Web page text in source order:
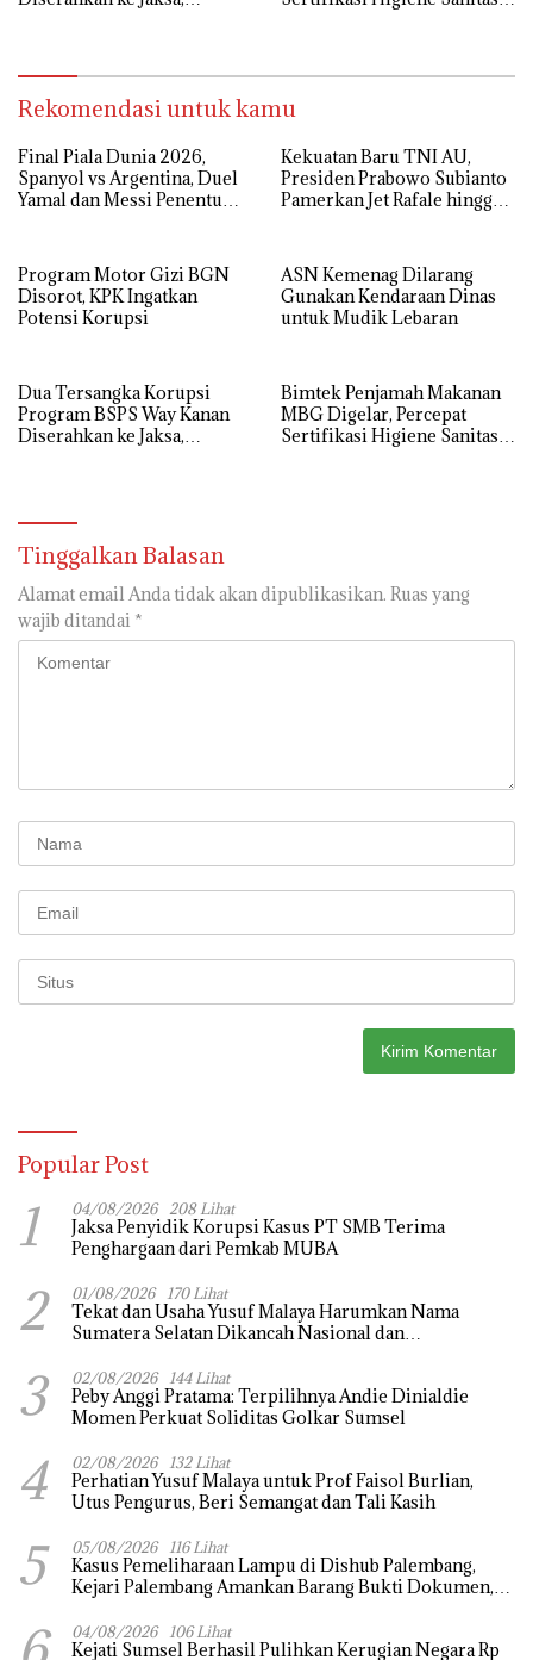
Rekomendasi untuk kamu
Final Piala Dunia 2026,
Spanyol vs Argentina, Duel
Yamal dan Messi Penentu
Kekuatan Baru TNI AU,
Presiden Prabowo Subianto
Pamerkan Jet Rafale hingga
Program Motor Gizi BGN
Disorot, KPK Ingatkan
Potensi Korupsi
ASN Kemenag Dilarang
Gunakan Kendaraan Dinas
untuk Mudik Lebaran
Dua Tersangka Korupsi
Program BSPS Way Kanan
Diserahkan ke Jaksa,
Bimtek Penjamah Makanan
MBG Digelar, Percepat
Sertifikasi Higiene Sanitasi
Tinggalkan Balasan
Alamat email Anda tidak akan dipublikasikan. Ruas yang
wajib ditandai *
Popular Post
1 04/08/2026 208 Lihat
Jaksa Penyidik Korupsi Kasus PT SMB Terima
Penghargaan dari Pemkab MUBA
2 01/08/2026 170 Lihat
Tekat dan Usaha Yusuf Malaya Harumkan Nama
Sumatera Selatan Dikancah Nasional dan
3 02/08/2026 144 Lihat
Peby Anggi Pratama: Terpilihnya Andie Dinialdie
Momen Perkuat Soliditas Golkar Sumsel
4 02/08/2026 132 Lihat
Perhatian Yusuf Malaya untuk Prof Faisol Burlian,
Utus Pengurus, Beri Semangat dan Tali Kasih
5 05/08/2026 116 Lihat
Kasus Pemeliharaan Lampu di Dishub Palembang,
Kejari Palembang Amankan Barang Bukti Dokumen,
04/08/2026 106 Lihat
Kejati Sumsel Berhasil Pulihkan Kerugian Negara Rp